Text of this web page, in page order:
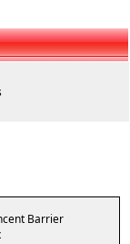
Barrier